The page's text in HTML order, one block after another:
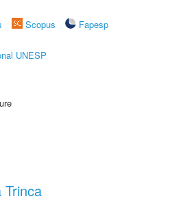
Scopus
Fapesp
UNESP
Trinca